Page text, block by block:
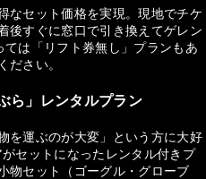
なセット価格を実現。現地でチケ
後すぐに窓口で引き換えてゲレン
は「リフト券無し」プランもあ
ださい。
ら」レンタルプラン
を運ぶのが大変」という方に大好
セットになったレンタル付きプ
物セット（ゴーグル・グローブ